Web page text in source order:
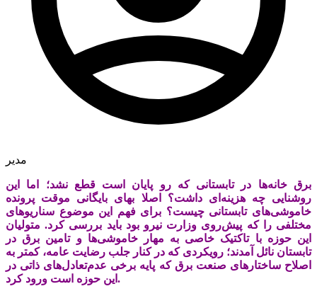
مدیر
برق خانه‌‌‌ها در تابستانی که رو پایان است قطع نشد؛ اما این
روشنایی چه هزینه‌‌‌ای داشت؟ اصلا بهای بایگانی موقت پرونده
خاموشی‌های تابستانی چیست؟ برای فهم این موضوع سناریوهای
مختلفی را که پیش‌روی وزارت نیرو بود باید بررسی کرد. متولیان
این حوزه با تاکتیک خاصی به مهار خاموشی‌‌‌ها و تامین برق در
تابستان نائل آمدند؛ رویکردی که در کنار جلب رضایت عامه، کمتر به
اصلاح ساختارهای صنعت برق که پایه برخی عدم‌تعادل‌‌‌های ذاتی در
این حوزه است ورود کرد.